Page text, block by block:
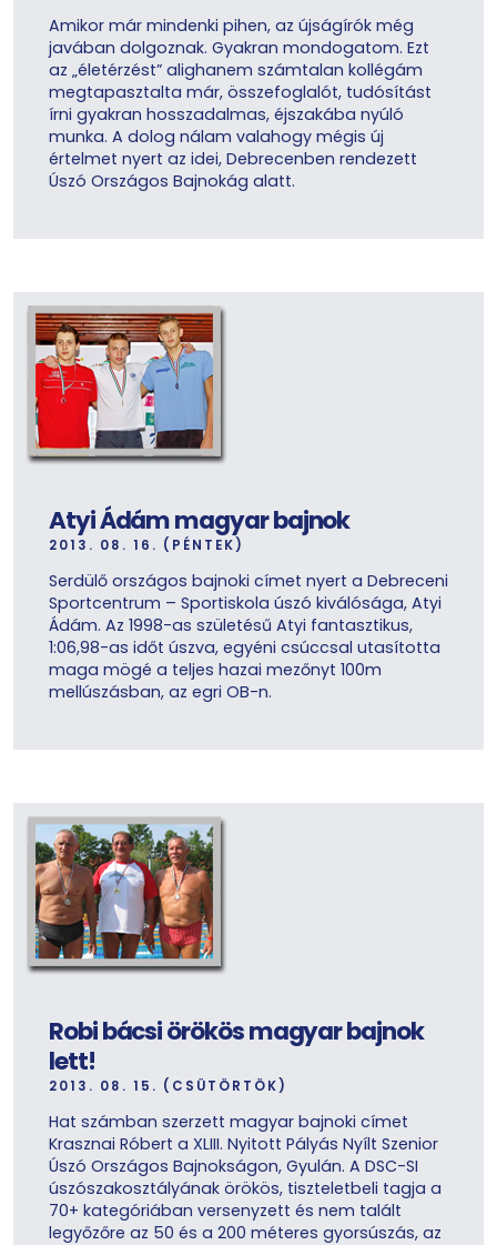
Amikor már mindenki pihen, az újságírók még
javában dolgoznak. Gyakran mondogatom. Ezt
az „életérzést” alighanem számtalan kollégám
megtapasztalta már, összefoglalót, tudósítást
írni gyakran hosszadalmas, éjszakába nyúló
munka. A dolog nálam valahogy mégis új
értelmet nyert az idei, Debrecenben rendezett
Úszó Országos Bajnokág alatt.
Atyi Ádám magyar bajnok
2013. 08. 16. (PÉNTEK)
Serdülő országos bajnoki címet nyert a Debreceni
Sportcentrum – Sportiskola úszó kiválósága, Atyi
Ádám. Az 1998-as születésű Atyi fantasztikus,
1:06,98-as időt úszva, egyéni csúccsal utasította
maga mögé a teljes hazai mezőnyt 100m
mellúszásban, az egri OB-n.
Robi bácsi örökös magyar bajnok
lett!
2013. 08. 15. (CSÜTÖRTÖK)
Hat számban szerzett magyar bajnoki címet
Krasznai Róbert a XLIII. Nyitott Pályás Nyílt Szenior
Úszó Országos Bajnokságon, Gyulán. A DSC-SI
úszószakosztályának örökös, tiszteletbeli tagja a
70+ kategóriában versenyzett és nem talált
legyőzőre az 50 és a 200 méteres gyorsúszás, az